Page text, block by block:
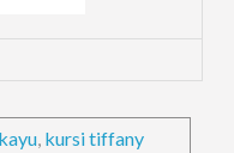
kursi tiffany